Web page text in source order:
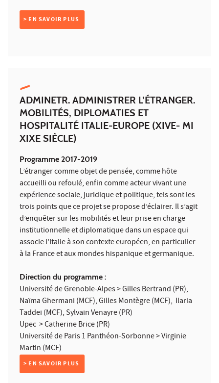
> EN SAVOIR PLUS
ADMINETR. ADMINISTRER L’ÉTRANGER.
MOBILITÉS, DIPLOMATIES ET
HOSPITALITÉ ITALIE-EUROPE (XIVE- MI
XIXE SIÈCLE)
Programme 2017-2019
L’étranger comme objet de pensée, comme hôte
accueilli ou refoulé, enfin comme acteur vivant une
expérience sociale, juridique et politique, tels sont les
trois points que ce projet se propose d’éclairer. Il s’agit
d’enquêter sur les mobilités et leur prise en charge
institutionnelle et diplomatique dans un espace qui
associe l’Italie à son contexte européen, en particulier
à la France et aux mondes hispanique et germanique.
Direction du programme :
Université de Grenoble-Alpes > Gilles Bertrand (PR),
Naïma Ghermani (MCF), Gilles Montègre (MCF), Ilaria
Taddei (MCF), Sylvain Venayre (PR)
Upec > Catherine Brice (PR)
Université de Paris 1 Panthéon-Sorbonne > Virginie
Martin (MCF)
> EN SAVOIR PLUS